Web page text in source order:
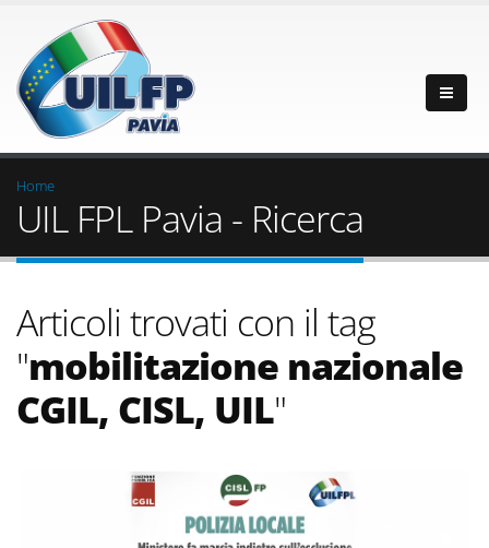
Home
UIL FPL Pavia - Ricerca
Articoli trovati con il tag
"mobilitazione nazionale
CGIL, CISL, UIL"